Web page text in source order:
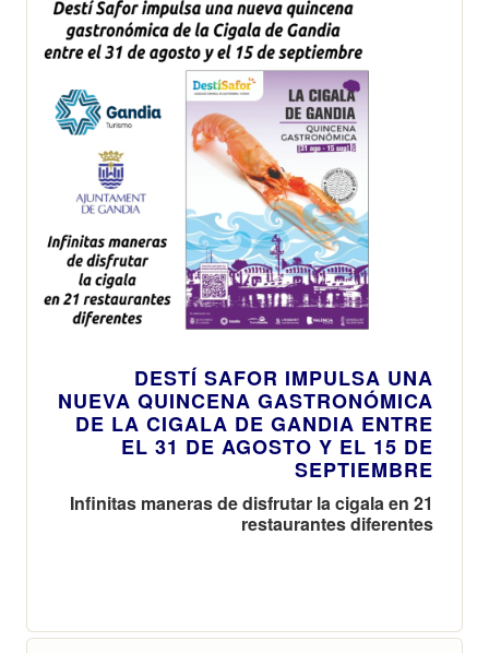
DESTÍ SAFOR IMPULSA UNA
NUEVA QUINCENA GASTRONÓMICA
DE LA CIGALA DE GANDIA ENTRE
EL 31 DE AGOSTO Y EL 15 DE
SEPTIEMBRE
Infinitas maneras de disfrutar la cigala en 21
restaurantes diferentes